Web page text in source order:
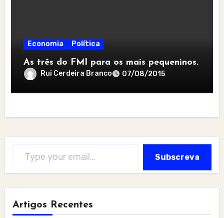
Economia Política
As três do FMI para os mais pequeninos.
Rui Cerdeira Branco 07/08/2015
Subscreva
Artigos Recentes